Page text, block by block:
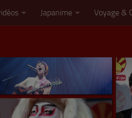
Japanime Voyage &